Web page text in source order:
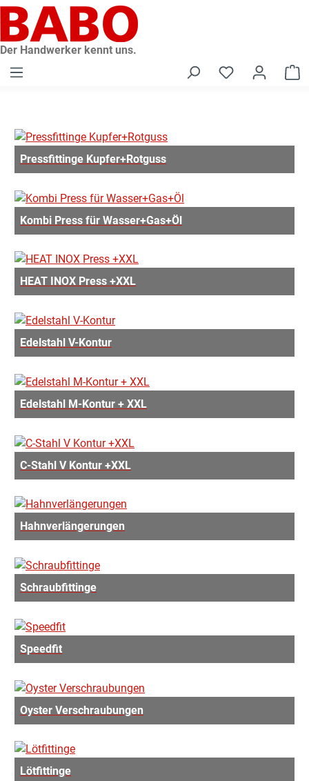
springen
Der Handwerker kennt uns.
Pressfittinge Kupfer+Rotguss
Kombi Press für Wasser+Gas+Öl
HEAT INOX Press +XXL
Edelstahl V-Kontur
Edelstahl M-Kontur + XXL
C-Stahl V Kontur +XXL
Hahnverlängerungen
Schraubfittinge
Speedfit
Oyster Verschraubungen
Lötfittinge